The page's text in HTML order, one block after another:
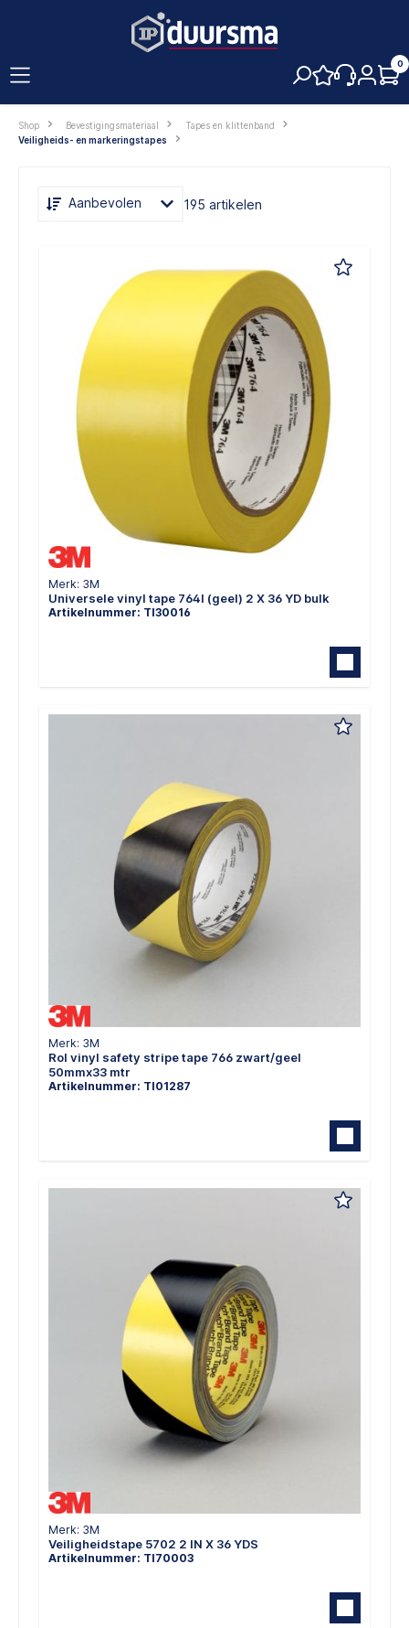
0
Shop Bevestigingsmateriaal
Tapes en klittenband
Veiligheids- en markeringstapes
Aanbevolen 195 artikelen
Merk: 3M
Universele vinyl tape 764I (geel) 2 X 36 YD bulk
Artikelnummer: TI30016
Merk: 3M
Rol vinyl safety stripe tape 766 zwart/geel
50mmx33 mtr
Artikelnummer: TI01287
Merk: 3M
Veiligheidstape 5702 2 IN X 36 YDS
Artikelnummer: TI70003